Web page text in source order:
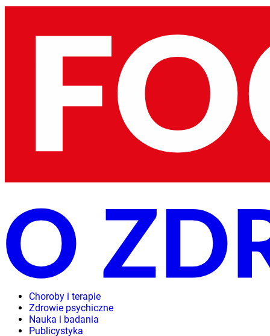
Choroby i terapie
Zdrowie psychiczne
Nauka i badania
Publicystyka